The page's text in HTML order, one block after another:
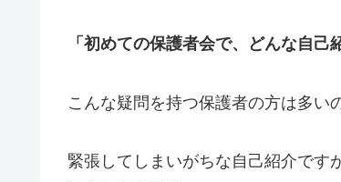
「初めての保護者会で、どんな自己
こんな疑問を持つ保護者の方は多い
緊張してしまいがちな自己紹介で